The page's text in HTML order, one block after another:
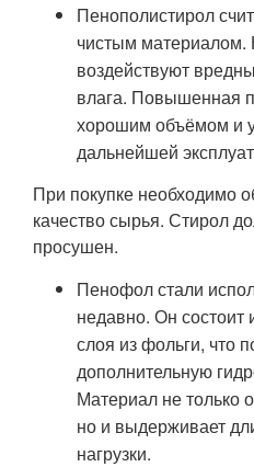
Пенополистирол
чистым материалом.
воздействуют
влага. Повышенная
хорошим объёмом и
дальнейшей
При покупке необходимо
качество сырья. Стирол
просушен.
Пенофол стали
недавно. Он состоит
слоя из фольги, что
дополнительную
Материал не только
но и выдерживает
нагрузки.